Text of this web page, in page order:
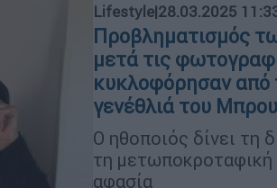
Lifestyle|28.03.2025
Προβληματισμός
μετά τις
κυκλοφόρησαν από
γενέθλιά του
Ο ηθοποιός δίνει τη
τη μετωποκροταφική
αφασία